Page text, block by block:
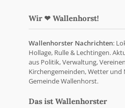
Wir ❤ Wallenhorst!
Wallenhorster Nachrichten:
Hollage, Rulle & Lechtingen.
aus Politik, Verwaltung,
Kirchengemeinden, Wetter
Gemeinde Wallenhorst.
Das ist Wallenhorster